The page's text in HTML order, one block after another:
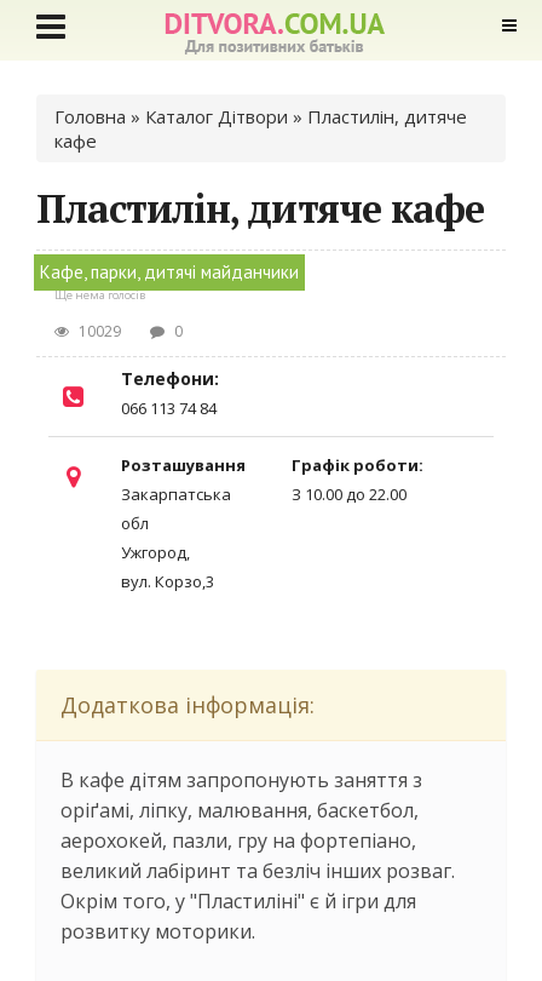
Ви є тут
Головна » Каталог Дітвори » Пластилін, дитяче
кафе
Пластилін, дитяче кафе
Кафе, парки, дитячі майданчики
Ще нема голосів
10029 0
Телефони:
066 113 74 84
Розташування
Закарпатська
обл
Ужгород,
вул. Корзо,3
Графік роботи:
З 10.00 до 22.00
Додаткова інформація:
В кафе дітям запропонують заняття з
оріґамі, ліпку, малювання, баскетбол,
аерохокей, пазли, гру на фортепіано,
великий лабіринт та безліч інших розваг.
Окрім того, у "Пластиліні" є й ігри для
розвитку моторики.